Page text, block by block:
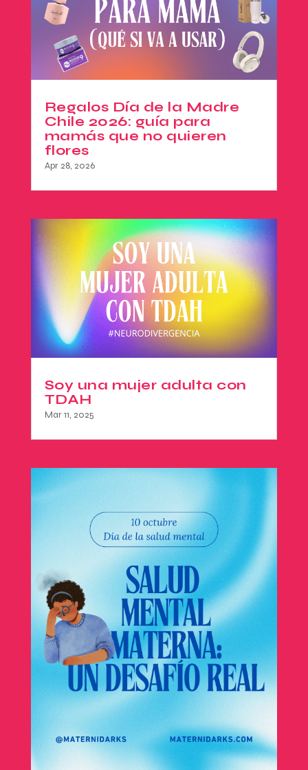
Regalos Día de la Madre
Chile 2026: guía para
mamás que no quieren
flores
Apr 28, 2026
Soy una mujer adulta con
TDAH
Mar 11, 2025